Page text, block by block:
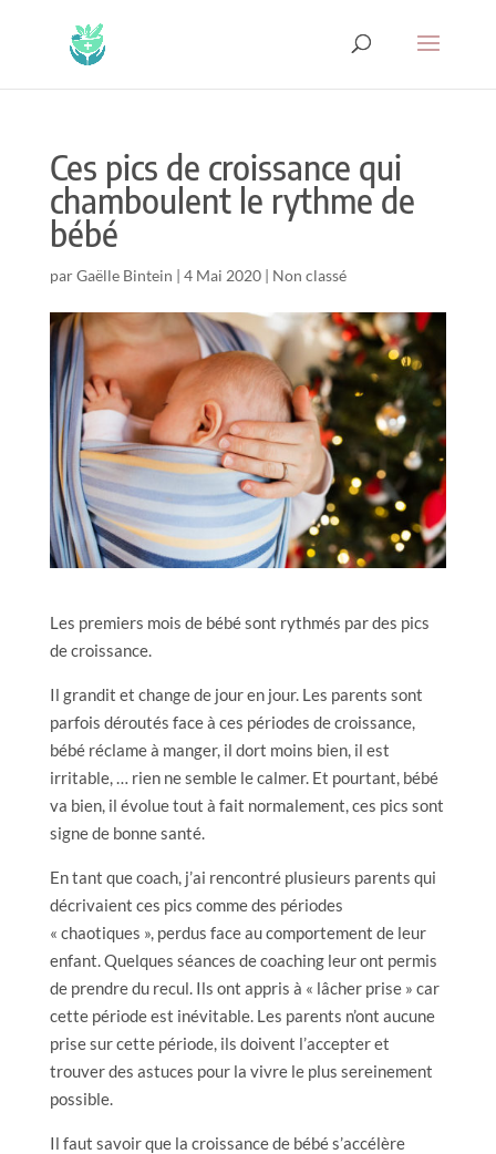
Ces pics de croissance qui
chamboulent le rythme de
bébé
parGaëlle Bintein | 4 Mai 2020| Non classé
Les premiers mois de bébé sont rythmés par des pics
de croissance.
Il grandit et change de jour en jour. Les parents sont
parfois déroutés face à ces périodes de croissance,
bébé réclame à manger, il dort moins bien, il est
irritable, … rien ne semble le calmer. Et pourtant, bébé
va bien, il évolue tout à fait normalement, ces pics sont
signe de bonne santé.
En tant que coach, j’ai rencontré plusieurs parents qui
décrivaient ces pics comme des périodes
« chaotiques », perdus face au comportement de leur
enfant. Quelques séances de coaching leur ont permis
de prendre du recul. Ils ont appris à « lâcher prise » car
cette période est inévitable. Les parents n’ont aucune
prise sur cette période, ils doivent l’accepter et
trouver des astuces pour la vivre le plus sereinement
possible.
Il faut savoir que la croissance de bébé s’accélère